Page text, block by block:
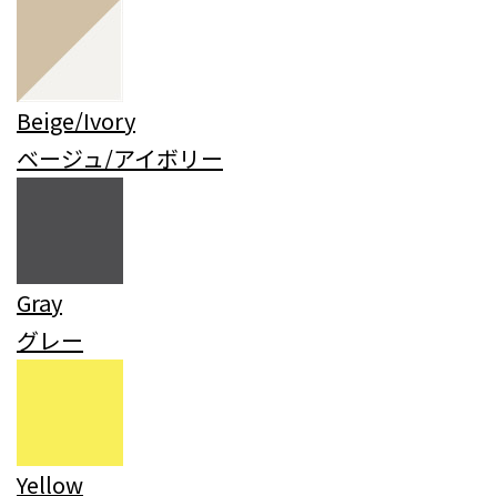
Beige/Ivory
ベージュ/アイボリー
Gray
グレー
Yellow